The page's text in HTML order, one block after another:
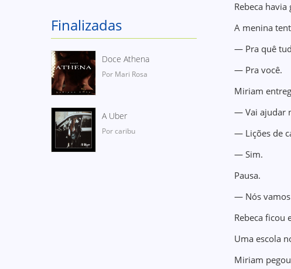
Finalizadas
Doce Athena
Por Mari Rosa
A Uber
Por caribu
Rebeca
A menina
— Pra quê
— Pra você.
Miriam
— Vai ajudar
— Lições de
— Sim.
Pausa.
— Nós vamos
Rebeca ficou
Uma escola
Miriam